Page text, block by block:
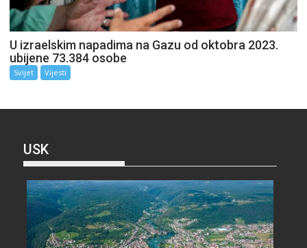
U izraelskim napadima na Gazu od oktobra 2023.
ubijene 73.384 osobe
Svijet Vijesti
USK